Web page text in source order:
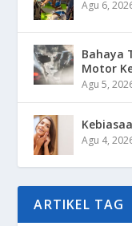
Agu 6,
Bahaya
Motor
Agu 5,
Agu 4,
ARTIKEL TAG